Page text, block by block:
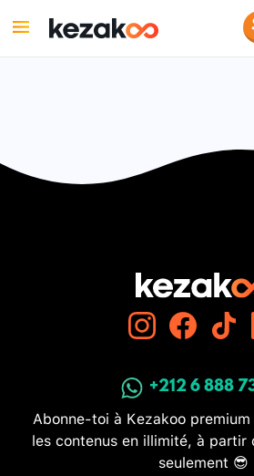
+212 6 888
Abonne-toi à Kezakoo
les contenus en illimité, à partir
seulement 😎